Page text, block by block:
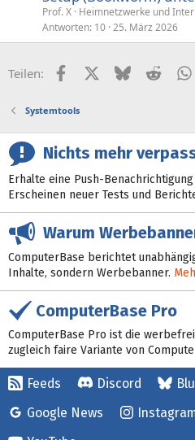
Prof. X Heimnetzwerke und
Antworten 10 25. März 2026
Teilen: FacebookX (Twitter)
BlueskyReddit
Systemtools
Nichts mehr
Erhalte eine Push-
Erscheinen neuer Tests und
Warum
ComputerBase berichtet
Inhalte, sondern Werbebanner.
ComputerBase Pro
ComputerBase Pro ist die
zugleich faire Variante von
Feeds Discord
Google News